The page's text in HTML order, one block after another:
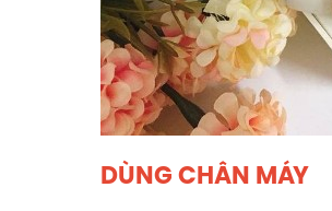
DÙNG CHÂN MÁY